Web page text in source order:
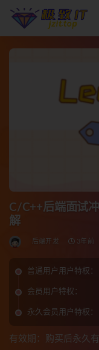
C/C++后端面试
解
后端开发 3年前
普通用户用户特权：
会员用户特权：
永久会员用户特权：
有效期：购买后永久